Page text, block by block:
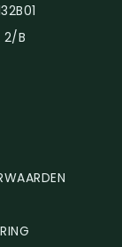
2/B